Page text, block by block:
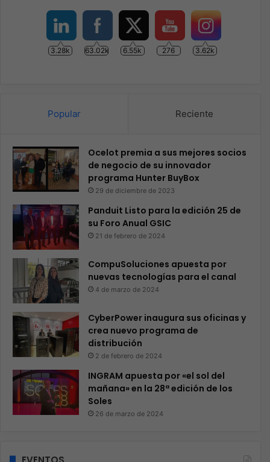
3.28k 63.02k 6.55k 276 3.62k
Popular Reciente
Ocelot premia a sus mejores socios
de negocio de su innovador
programa Hunter BuyBox
29 de diciembre de 2023
Panduit Listo para la edición 25 de
su Foro Anual GSIC
21 de febrero de 2024
CompuSoluciones apuesta por
nuevas tecnologías para el canal
4 de marzo de 2024
CyberPower inaugura sus oficinas y
crea nuevo programa de
distribución
2 de febrero de 2024
INGRAM apuesta por «el sol del
mañana» en la 28ª edición de los
Soles
26 de marzo de 2024